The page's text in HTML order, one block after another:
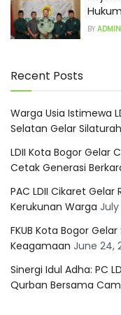
BY ADMIN
Recent Posts
Warga Usia Istimewa
Selatan Gelar
LDII Kota Bogor Gelar
Cetak Generasi
PAC LDII Cikaret
Kerukunan Warga July
FKUB Kota Bogor
Keagamaan June 24,
Sinergi Idul Adha: PC
Qurban Bersama